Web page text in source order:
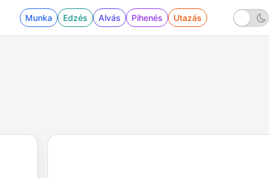
Munka Edzés Alvás Pihenés Utazás